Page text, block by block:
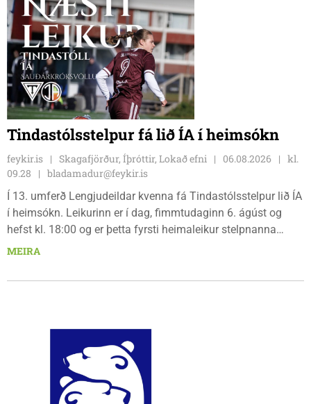
styðja hlauparana áfram.
Tindastólsstelpur fá lið ÍA í heimsókn
feykir.is Skagafjörður, Íþróttir, Lokað efni 06.08.2026
kl.
09.28
bladamadur@feykir.is
Í 13. umferð Lengjudeildar kvenna fá Tindastólsstelpur lið ÍA
í heimsókn. Leikurinn er í dag, fimmtudaginn 6. ágúst og
hefst kl. 18:00 og er þetta fyrsti heimaleikur stelpnanna
síðan 18. júlí. Spáin fyrir leikinn er fín, lítil háttar rigning og
veðri og skella sér á völlinn.
MEIRA